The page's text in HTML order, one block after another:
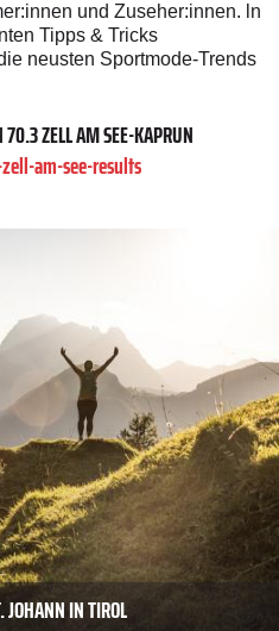
und Zuseher:innen. ln
Tipps & Tricks
neusten Sportmode-Trends
70.3 ZELL AM SEE-KAPRUN
am-see-results
JOHANN IN TIROL